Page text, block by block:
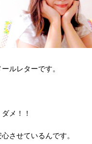
ルレターです。
メ！！
させているんです。